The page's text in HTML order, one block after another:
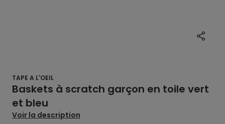
TAPE A L'OEIL
Baskets à scratch garçon en toile vert
et bleu
Voir la description